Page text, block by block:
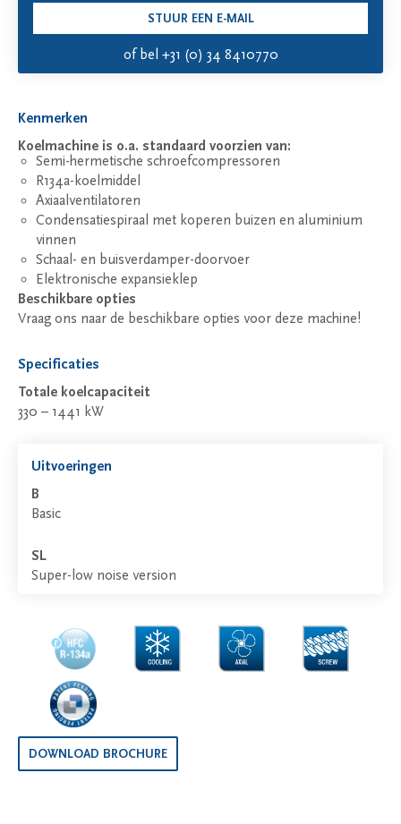
STUUR EEN E-MAIL
of bel +31 (0) 34 8410770
Kenmerken
Koelmachine is o.a. standaard voorzien van:
Semi-hermetische schroefcompressoren
R134a-koelmiddel
Axiaalventilatoren
Condensatiespiraal met koperen buizen en aluminium
vinnen
Schaal- en buisverdamper-doorvoer
Elektronische expansieklep
Beschikbare opties
Vraag ons naar de beschikbare opties voor deze machine!
Specificaties
Totale koelcapaciteit
330 – 1441 kW
Uitvoeringen
B
Basic
SL
Super-low noise version
DOWNLOAD BROCHURE